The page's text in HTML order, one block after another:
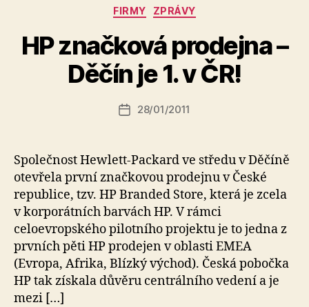
Rubriky
FIRMY ZPRÁVY
HP značková prodejna –
Děčín je 1. v ČR!
Autor
příspěvku
A
u
t
k
k
Datum
28/01/2011
Společnost Hewlett-Packard ve středu v Děčíně
otevřela první značkovou prodejnu v České
republice, tzv. HP Branded Store, která je zcela
v korporátních barvách HP. V rámci
celoevropského pilotního projektu je to jedna z
prvních pěti HP prodejen v oblasti EMEA
(Evropa, Afrika, Blízký východ). Česká pobočka
HP tak získala důvěru centrálního vedení a je
mezi […]